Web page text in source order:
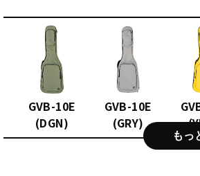
もっ
GVB-10E
(DGN)
GVB-10E
(GRY)